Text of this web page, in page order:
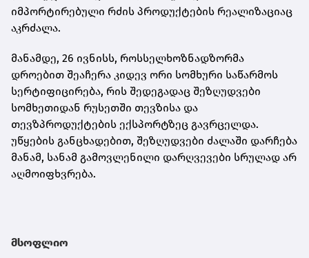
იმპორტირებული რძის პროდუქტების რეალიზაციაც
აკრძალა.
მანამდე, 26 ივნისს, როსსელხოზნადზორმა
დროებით შეაჩერა კიდევ ორი სომხური საწარმოს
სერტიფიცირება, რის შედეგადაც შეზღუდვები
სომხეთიდან რუსეთში თევზისა და
თევზპროდუქტების ექსპორტზეც გავრცელდა.
უწყების განცხადებით, შეზღუდვები ძალაში დარჩება
მანამ, სანამ გამოვლენილი დარღვევები სრულად არ
აღმოიფხვრება.
მსოფლიო